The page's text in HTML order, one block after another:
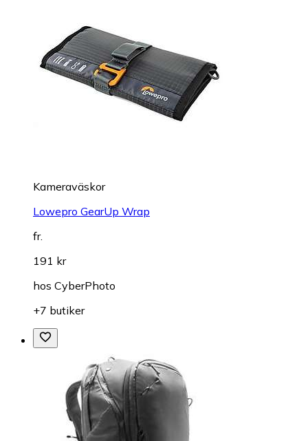
Kameraväskor
Lowepro GearUp Wrap
fr.
191 kr
hos CyberPhoto
+7 butiker